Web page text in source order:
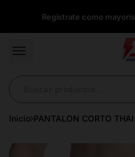
Regístrate como
Inicio PANTALON CORTO
directamente
al
contenido